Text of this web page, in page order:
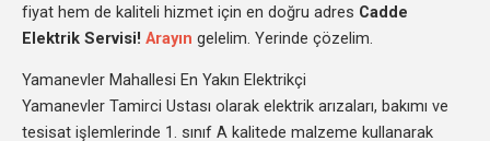
fiyat hem de kaliteli hizmet için en doğru adres Cadde
Elektrik Servisi! Arayın gelelim. Yerinde çözelim.
Yamanevler Mahallesi En Yakın Elektrikçi
Yamanevler Tamirci Ustası olarak elektrik arızaları, bakımı ve
tesisat işlemlerinde 1. sınıf A kalitede malzeme kullanarak